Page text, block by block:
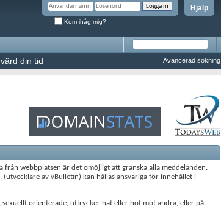
Hjälp
Kom ihåg mig?
din tid Avancerad sökning
webbplatsen är det omöjligt att granska alla meddelanden.
av vBulletin) kan hållas ansvariga för innehållet i
orienterade, uttrycker hat eller hot mot andra, eller på